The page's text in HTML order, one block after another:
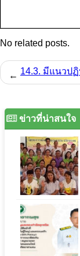
No related posts.
←
ข่าวที่น่าสนใจ